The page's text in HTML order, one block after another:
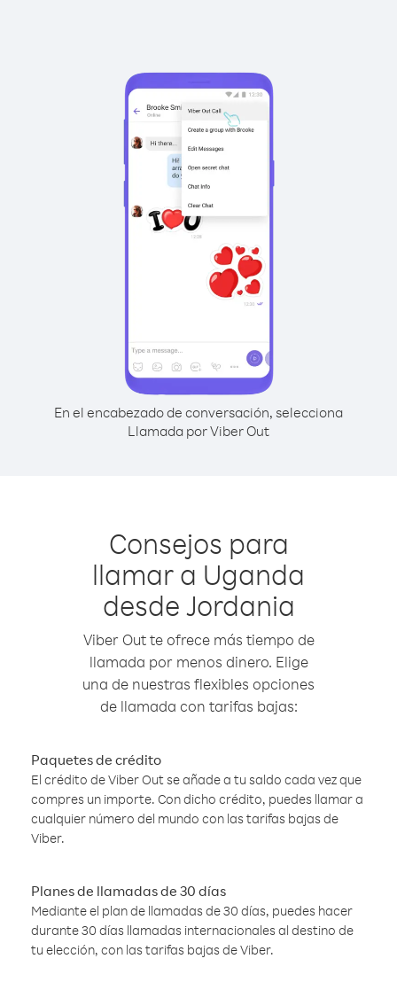
En el encabezado de conversación, selecciona
Llamada por Viber Out
Consejos para
llamar a Uganda
desde Jordania
Viber Out te ofrece más tiempo de
llamada por menos dinero. Elige
una de nuestras flexibles opciones
de llamada con tarifas bajas:
Paquetes de crédito
El crédito de Viber Out se añade a tu saldo cada vez que
compres un importe. Con dicho crédito, puedes llamar a
cualquier número del mundo con las tarifas bajas de
Viber.
Planes de llamadas de 30 días
Mediante el plan de llamadas de 30 días, puedes hacer
durante 30 días llamadas internacionales al destino de
tu elección, con las tarifas bajas de Viber.